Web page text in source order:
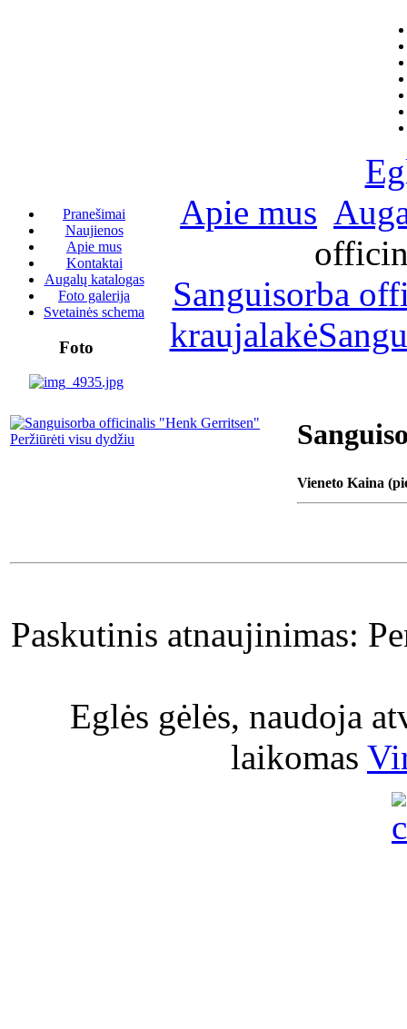
Pranešimai
Naujienos
Apie mus
Kontaktai
Augalų katalogas
Foto galerija
Svetainės schema
Foto
Apie mus
Sanguisorba
kraujalakė
Peržiūrėti visu dydžiu
Vieneto Kaina
Paskutinis atnaujinimas:
Eglės gėlės, naudoja
laikomas